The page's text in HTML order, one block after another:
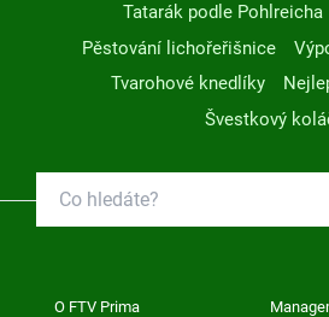
Tatarák podle Pohlreicha
Pěstování lichořeřišnice
Tvarohové knedlíky
Švestkový
O FTV Prima